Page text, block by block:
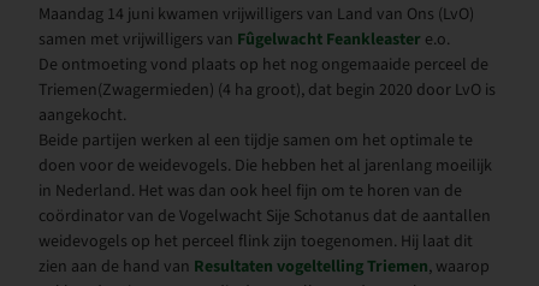
Maandag 14 juni kwamen vrijwilligers van Land van Ons (LvO)
samen met vrijwilligers van Fûgelwacht Feankleaster e.o.
De ontmoeting vond plaats op het nog ongemaaide perceel de
Triemen(Zwagermieden) (4 ha groot), dat begin 2020 door LvO is
aangekocht.
Beide partijen werken al een tijdje samen om het optimale te
doen voor de weidevogels. Die hebben het al jarenlang moeilijk
in Nederland. Het was dan ook heel fijn om te horen van de
coördinator van de Vogelwacht Sije Schotanus dat de aantallen
weidevogels op het perceel flink zijn toegenomen. Hij laat dit
zien aan de hand van Resultaten vogeltelling Triemen, waarop